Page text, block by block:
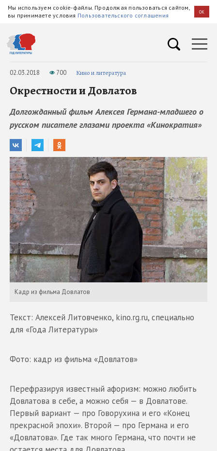
Мы используем cookie-файлы. Продолжая пользоваться сайтом,
вы принимаете условия Пользовательского соглашения OK
02.03.2018 700 Кино и литература
Окрестности и Довлатов
Долгожданный фильм Алексея Германа-младшего о
русском писателе глазами проекта «Кинократия»
Кадр из фильма Довлатов
Текст: Алексей Литовченко, kino.rg.ru, специально
для «Года Литературы»
Фото: кадр из фильма «Довлатов»
Перефразируя известный афоризм: можно любить
Довлатова в себе, а можно себя — в Довлатове.
Первый вариант — про Говорухина и его «Конец
прекрасной эпохи». Второй — про Германа и его
«Довлатова». Где так много Германа, что почти не